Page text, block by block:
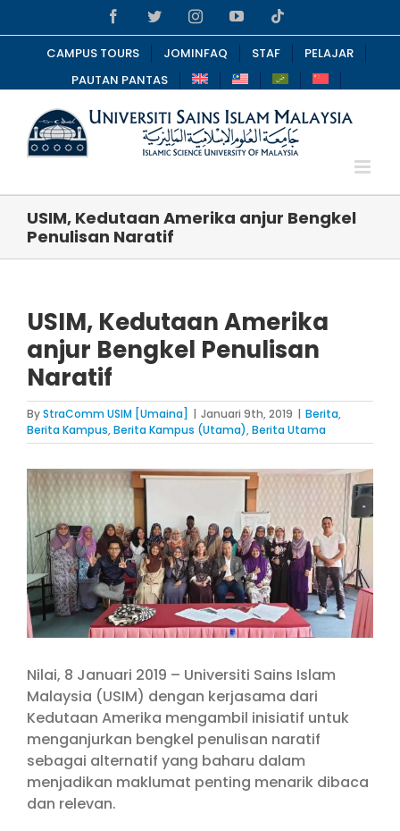
to
content
FacebookTwitterInstagramYouTube
CAMPUS TOURS JOMINFAQ STAF
PELAJAR
PAUTAN PANTAS
USIM, Kedutaan Amerika anjur Bengkel
Penulisan Naratif
USIM, Kedutaan Amerika
anjur Bengkel Penulisan
Naratif
ByStraComm USIM [Umaina] | Januari 9th, 2019 | Berita,
Berita Kampus,Berita Kampus (Utama),Berita Utama
View
Larger
Image
Nilai, 8 Januari 2019 – Universiti Sains Islam
Malaysia (USIM) dengan kerjasama dari
Kedutaan Amerika mengambil inisiatif untuk
menganjurkan bengkel penulisan naratif
sebagai alternatif yang baharu dalam
menjadikan maklumat penting menarik dibaca
dan relevan.